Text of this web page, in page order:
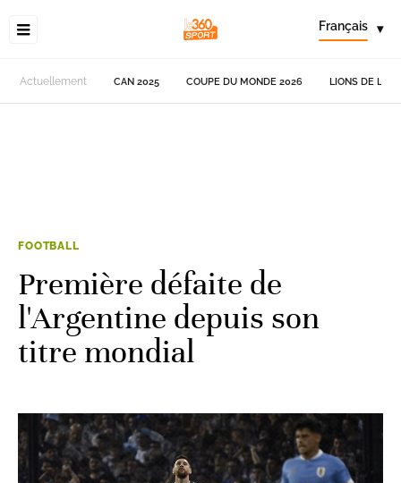
Français ▾
Actuellement CAN 2025 COUPE DU MONDE 2026 LIONS DE
FOOTBALL
Première défaite de
l'Argentine depuis son
titre mondial